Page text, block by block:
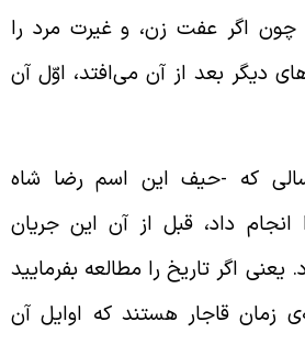
اگر عفت زن، و غیرت مرد را
دیگر بعد از آن می‌افتد، اوّل آن
که -حیف این اسم رضا شاه
داد، قبل از آن این جریان
اگر تاریخ را مطالعه بفرمایید
قاجار هستند که اوایل آن